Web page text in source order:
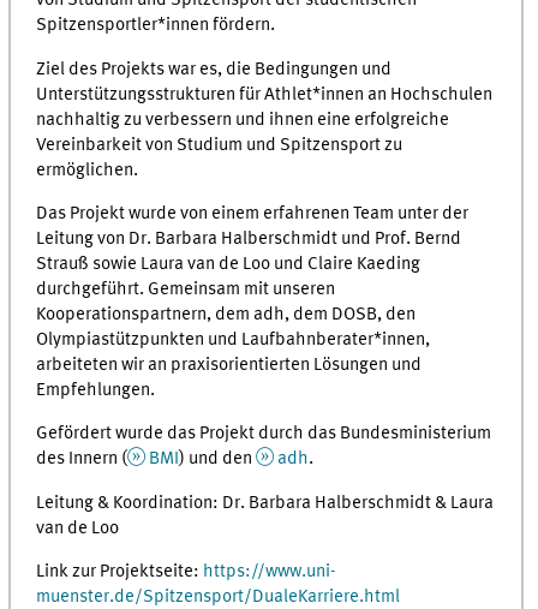
Spitzensportler*innen fördern.
Ziel des Projekts war es, die Bedingungen und
Unterstützungsstrukturen für Athlet*innen an Hochschulen
nachhaltig zu verbessern und ihnen eine erfolgreiche
Vereinbarkeit von Studium und Spitzensport zu
ermöglichen.
Das Projekt wurde von einem erfahrenen Team unter der
Leitung von Dr. Barbara Halberschmidt und Prof. Bernd
Strauß sowie Laura van de Loo und Claire Kaeding
durchgeführt. Gemeinsam mit unseren
Kooperationspartnern, dem adh, dem DOSB, den
Olympiastützpunkten und Laufbahnberater*innen,
arbeiteten wir an praxisorientierten Lösungen und
Empfehlungen.
Gefördert wurde das Projekt durch das Bundesministerium
des Innern (
BMI) und den adh.
Leitung & Koordination: Dr. Barbara Halberschmidt & Laura
van de Loo
Link zur Projektseite: https://www.uni-
muenster.de/Spitzensport/DualeKarriere.html